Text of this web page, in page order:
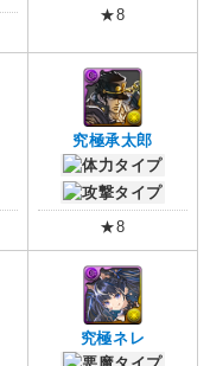
★8
究極承太郎
★8
究極ネレ